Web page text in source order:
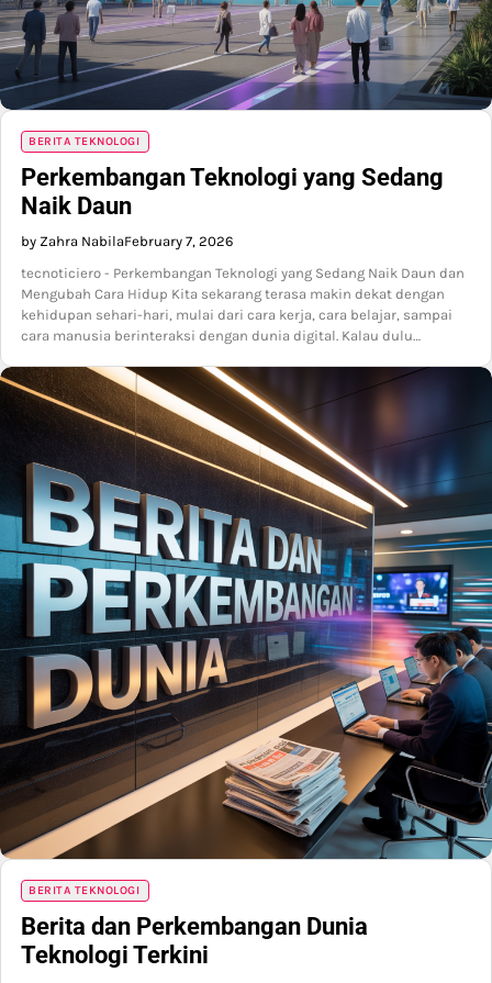
BERITA TEKNOLOGI
Perkembangan Teknologi yang Sedang
Naik Daun
by Zahra NabilaFebruary 7, 2026
tecnoticiero - Perkembangan Teknologi yang Sedang Naik Daun dan
Mengubah Cara Hidup Kita sekarang terasa makin dekat dengan
kehidupan sehari-hari, mulai dari cara kerja, cara belajar, sampai
cara manusia berinteraksi dengan dunia digital. Kalau dulu…
BERITA TEKNOLOGI
Berita dan Perkembangan Dunia
Teknologi Terkini